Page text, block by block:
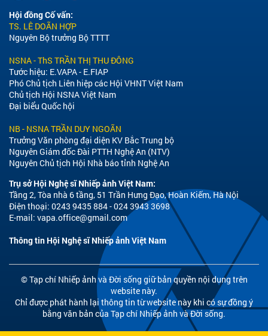
Hội đồng Cố vấn:
TS. LÊ DOÃN HỢP
Nguyên Bộ trưởng Bộ TTTT
NSNA - ThS TRẦN THỊ THU ĐÔNG
Tước hiệu: E.VAPA - E.FIAP
Phó Chủ tịch Liên hiệp các Hội VHNT Việt Nam
Chủ tịch Hội NSNA Việt Nam
Đại biểu Quốc hội
NB - NSNA TRẦN DUY NGOÃN
Trưởng Văn phòng đại diện KV Bắc Trung bộ
Nguyên Giám đốc Đài PTTH Nghệ An (NTV)
Nguyên Chủ tịch Hội Nhà báo tỉnh Nghệ An
Trụ sở Hội Nghệ sĩ Nhiếp ảnh Việt Nam:
Tầng 2, Tòa nhà 6 tầng, 51 Trần Hưng Đạo, Hoàn Kiếm, Hà Nội
Điện thoại: 0243 9435 884 - 024 3943 3698
E-mail: vapa.office@gmail.com
Thông tin Hội Nghệ sĩ Nhiếp ảnh Việt Nam
© Tạp chí Nhiếp ảnh và Đời sống giữ bản quyền nội dung trên
website này.
Chỉ được phát hành lại thông tin từ website này khi có sự đồng ý
bằng văn bản của Tạp chí Nhiếp ảnh và Đời sống.